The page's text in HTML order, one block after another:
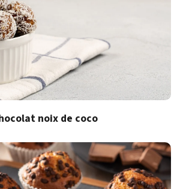
noix de coco